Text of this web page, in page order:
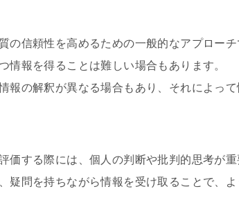
の信頼性を高めるための一般的なアプローチ
情報を得ることは難しい場合もあります。
報の解釈が異なる場合もあり、それによっ
価する際には、個人の判断や批判的思考が重
疑問を持ちながら情報を受け取ることで、